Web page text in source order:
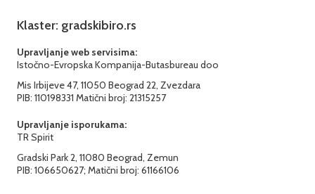
Klaster: gradskibiro.rs
Upravljanje web servisima:
Istočno-Evropska Kompanija-Butasbureau doo
Mis Irbijeve 47, 11050 Beograd 22, Zvezdara
PIB: 110198331 Matični broj: 21315257
Upravljanje isporukama:
TR Spirit
Gradski Park 2, 11080 Beograd, Zemun
PIB: 106650627; Matični broj: 61166106